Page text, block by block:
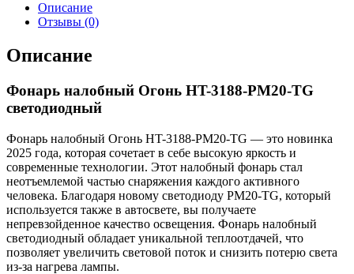
Описание
Отзывы (0)
Описание
Фонарь налобный Огонь HT-3188-PM20-TG
светодиодный
Фонарь налобный Огонь HT-3188-PM20-TG — это новинка
2025 года, которая сочетает в себе высокую яркость и
современные технологии. Этот налобный фонарь стал
неотъемлемой частью снаряжения каждого активного
человека. Благодаря новому светодиоду PM20-TG, который
используется также в автосвете, вы получаете
непревзойденное качество освещения. Фонарь налобный
светодиодный обладает уникальной теплоотдачей, что
позволяет увеличить световой поток и снизить потерю света
из-за нагрева лампы.